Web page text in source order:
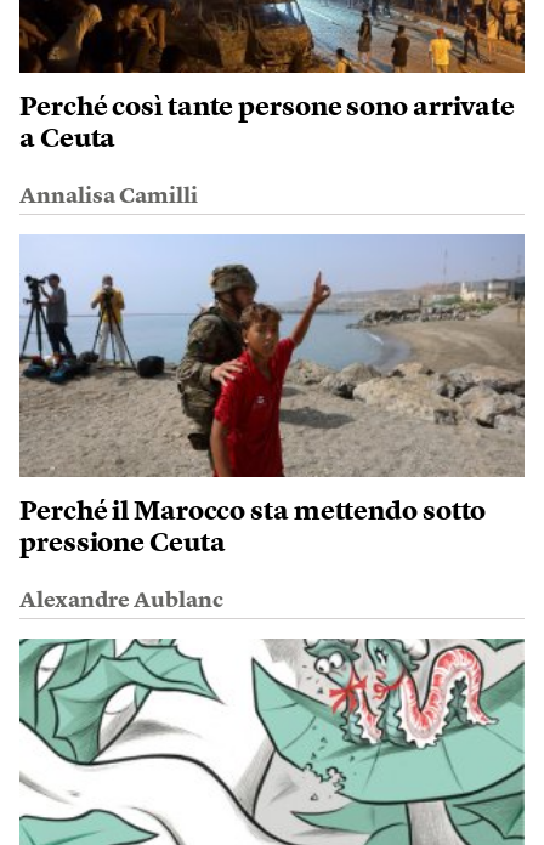
Perché così tante persone sono arrivate
a Ceuta
Annalisa Camilli
Perché il Marocco sta mettendo sotto
pressione Ceuta
Alexandre Aublanc